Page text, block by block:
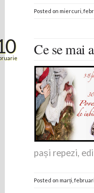
Posted on miercuri,
Ce se mai
pași repezi,
Posted on marți,